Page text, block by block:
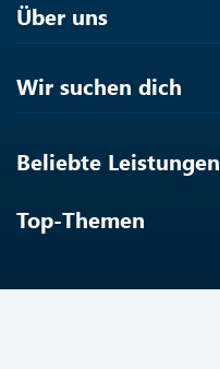
Über uns
Wir suchen dich
Beliebte Leistungen
Top-Themen